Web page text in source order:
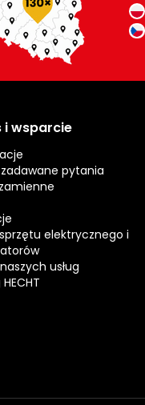
i wsparcie
pytania
elektrycznego i
usług